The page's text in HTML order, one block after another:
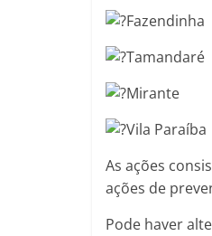
Fazendinha
Tamandaré
Mirante
Vila Paraíba
As ações
ações de
Pode haver